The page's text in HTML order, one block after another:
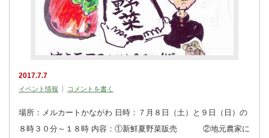
2017.7.7
イベント情報 コメントを書く
場所：メルカートかながわ 日時：７月８日（土）と９日（日）の
８時３０分～１８時 内容：①新鮮夏野菜販売 ②地元農家に